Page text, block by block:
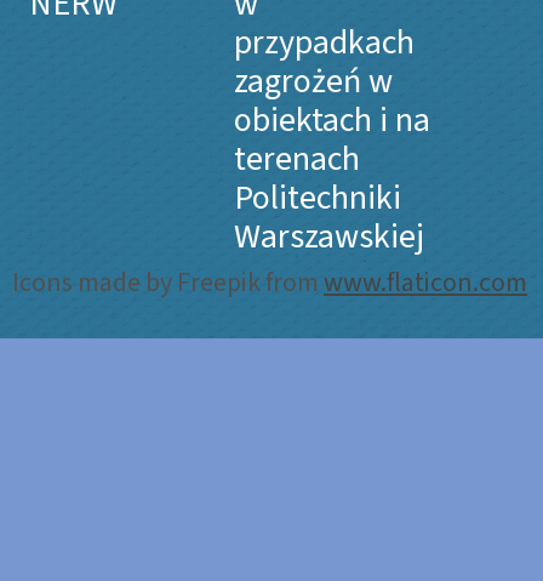
przypadkach
zagrożeń w
obiektach i na
terenach
Politechniki
Warszawskiej
Icons made by Freepik fromwww.flaticon.com